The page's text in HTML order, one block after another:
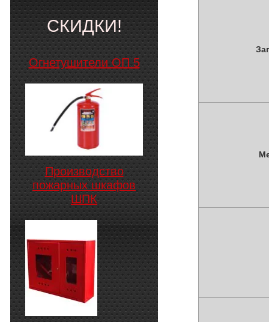
СКИДКИ!
Огнетушители ОП 5
Производство
пожарных шкафов
ШПК